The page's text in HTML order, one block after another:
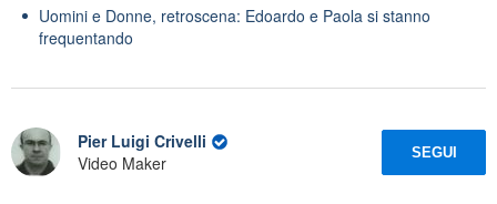
Uomini e Donne, retroscena: Edoardo e Paola si stanno
frequentando
Pier Luigi Crivelli
Video Maker
SEGUI